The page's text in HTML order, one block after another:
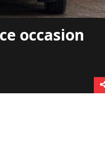
occasion